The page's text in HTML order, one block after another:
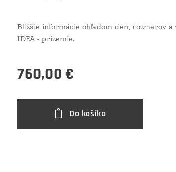
Bližšie informácie ohľadom cien, rozmerov a
IDEA - prízemie.
760,00€
Do košíka